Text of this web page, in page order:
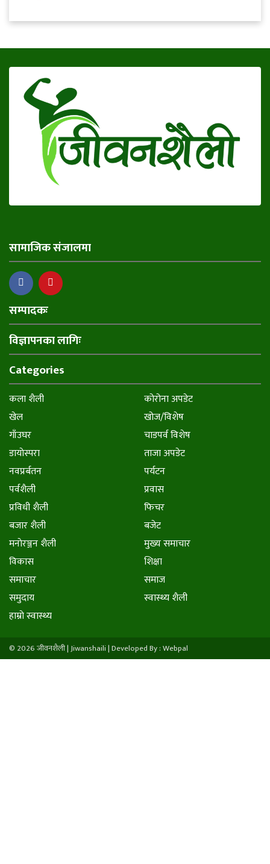
सामाजिक संजालमा
सम्पादकः
विज्ञापनका लागिः
Categories
कला शैली
कोरोना अपडेट
खेल
खोज/विशेष
गाँउघर
चाडपर्व विशेष
डायाेस्परा
ताजा अपडेट
नवप्रर्बतन
पर्यटन
पर्वशैली
प्रवास
प्रविधी शैली
फिचर
बजार शैली
बजेट
मनाेरञ्जन शैली
मुख्य समाचार
विकास
शिक्षा
समाचार
समाज
समुदाय
स्वास्थ्य शैली
हाम्राे स्वास्थ्य
© 2026 जीवनशैली | Jiwanshaili |Developed By : Webpal